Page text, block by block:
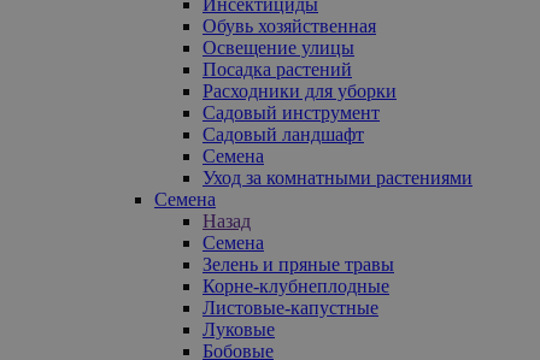
Обувь хозяйственная
Освещение улицы
Посадка растений
Расходники для уборки
Садовый инструмент
Садовый ландшафт
Семена
Уход за комнатными растениями
Семена
Назад
Семена
Зелень и пряные травы
Корне-клубнеплодные
Листовые-капустные
Луковые
Бобовые